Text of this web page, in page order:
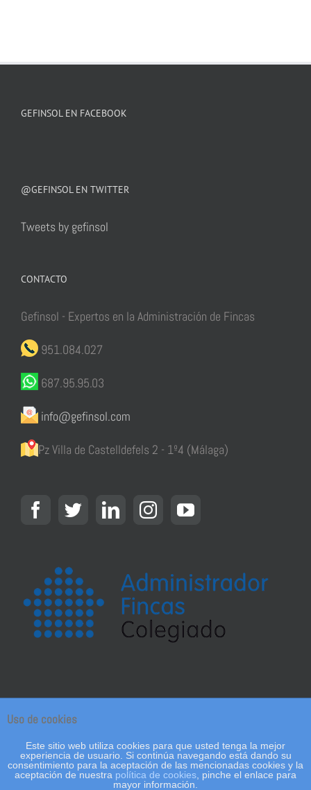
GEFINSOL EN FACEBOOK
@GEFINSOL EN TWITTER
Tweets by gefinsol
CONTACTO
Gefinsol - Expertos en la Administración de Fincas
951.084.027
687.95.95.03
info@gefinsol.com
Pz Villa de Castelldefels 2 - 1º4 (Málaga)
legal
Facebook
TwitterLinkedInInstagramYouTube
Email
Uso de cookies
Este sitio web utiliza cookies para que usted tenga la mejor
experiencia de usuario. Si continúa navegando está dando su
consentimiento para la aceptación de las mencionadas cookies y la
aceptación de nuestra política de cookies , pinche el enlace para
mayor información.